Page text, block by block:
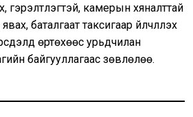
гэрэлтүүлэгтэй, камерын хяналттай
баталгаат таксигаар үйлчлүүлэх
өртөхөөс урьдчилан
байгууллагаас зөвлөлөө.